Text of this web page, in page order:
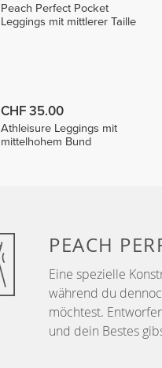
Peach Perfect Pocket
Leggings mit mittlerer Taille
CHF 35.00
Athleisure Leggings mit
mittelhohem Bund
PEACH
Eine spezielle
während du
möchtest.
und dein Bestes